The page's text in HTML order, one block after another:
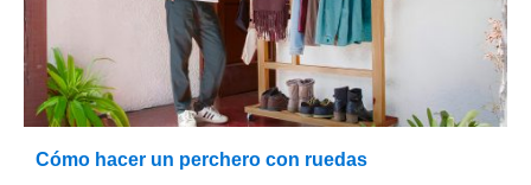
Cómo hacer un perchero con ruedas